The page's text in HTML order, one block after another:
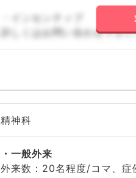
・インセンティブ
詳しくはお問い合わせ下さ
精神科
一般外来
外来数：20名程度/コマ、症